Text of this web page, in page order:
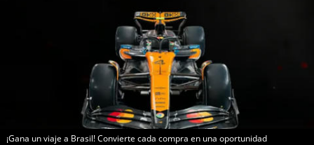
¡Gana un viaje a Brasil! Convierte cada compra en una oportunidad